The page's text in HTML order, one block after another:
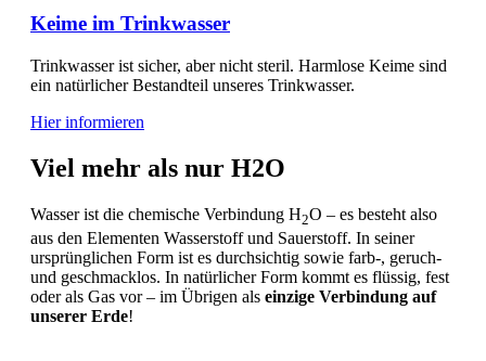
Keime im Trinkwasser
Trinkwasser ist sicher, aber nicht steril. Harmlose Keime sind
ein natürlicher Bestandteil unseres Trinkwasser.
Hier informieren
Viel mehr als nur H2O
Wasser ist die chemische Verbindung H2O – es besteht also
aus den Elementen Wasserstoff und Sauerstoff. In seiner
ursprünglichen Form ist es durchsichtig sowie farb-, geruch-
und geschmacklos. In natürlicher Form kommt es flüssig, fest
oder als Gas vor – im Übrigen als einzige Verbindung auf
unserer Erde!